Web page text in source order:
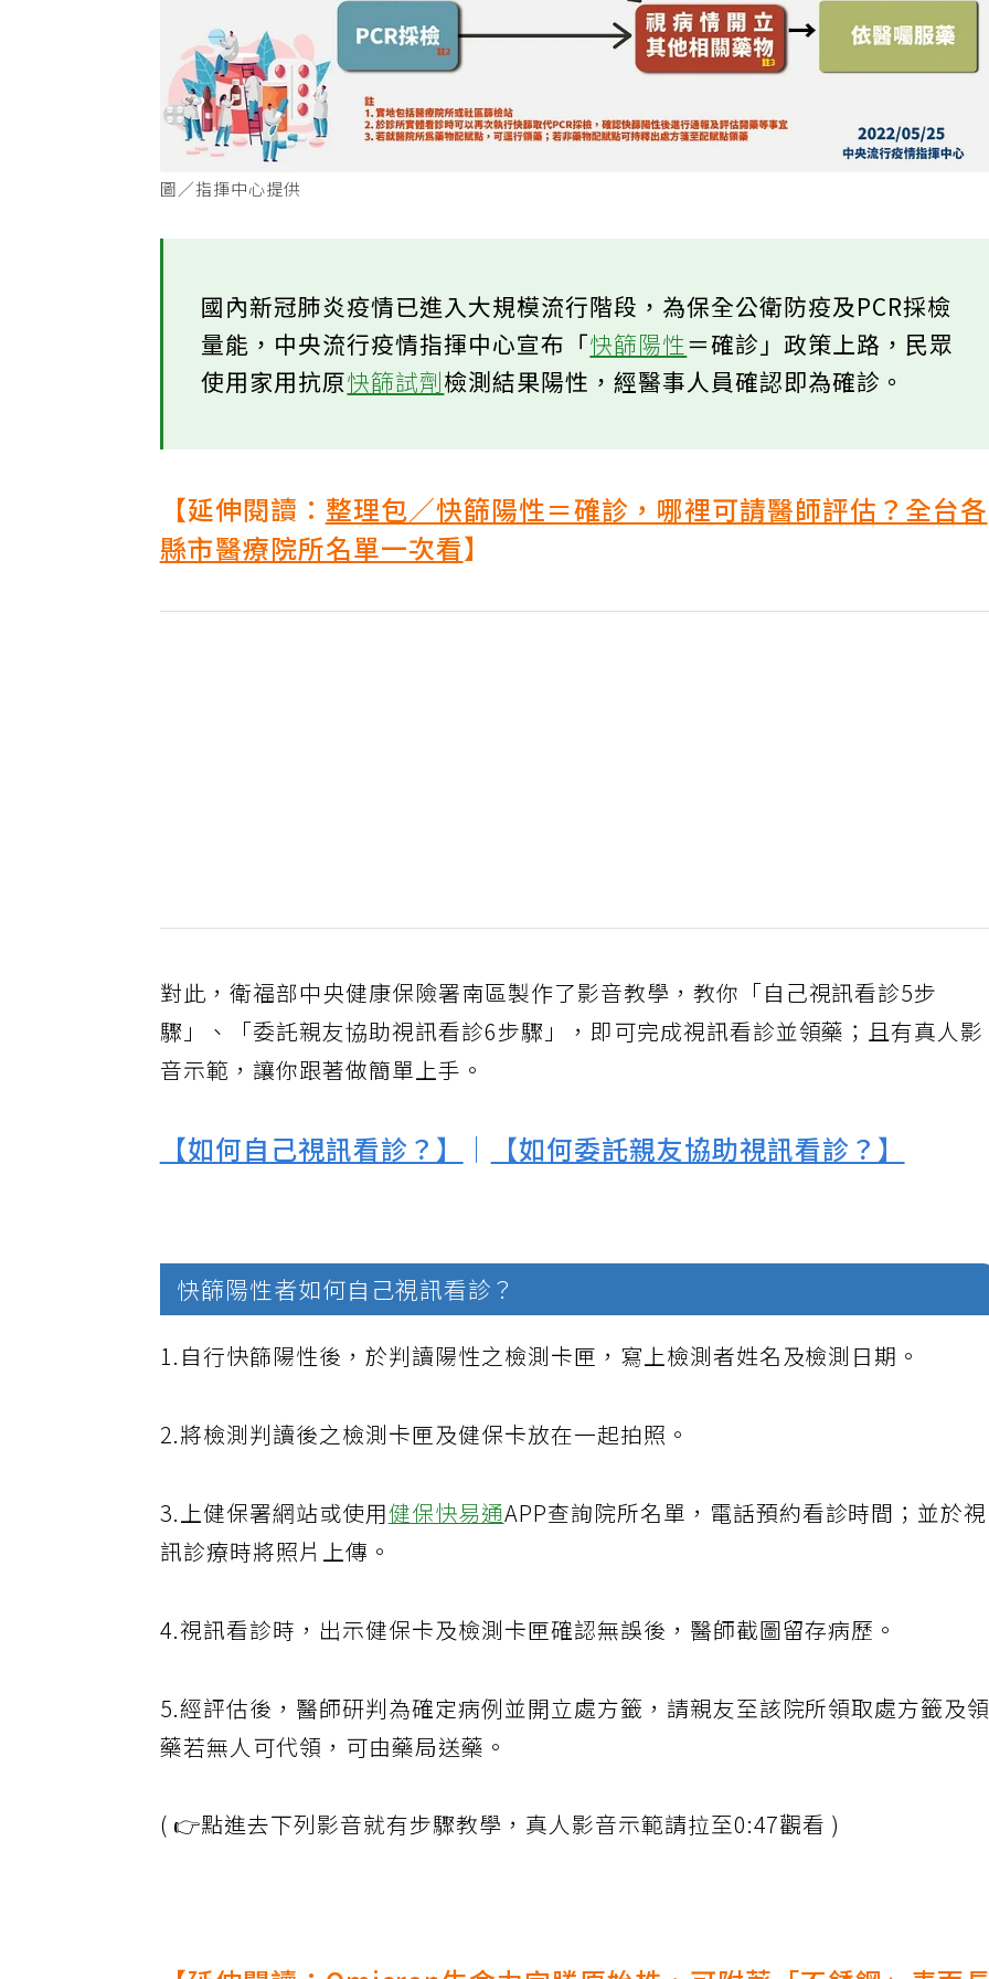
圖／指揮中心提供
國內新冠肺炎疫情已進入大規模流行階段，為保全公衛防疫及PCR採檢
量能，中央流行疫情指揮中心宣布「快篩陽性＝確診」政策上路，民眾
使用家用抗原快篩試劑檢測結果陽性，經醫事人員確認即為確診。
【延伸閱讀：整理包／快篩陽性＝確診，哪裡可請醫師評估？全台
縣市醫療院所名單一次看】
對此，衛福部中央健康保險署南區製作了影音教學，教你「自己視訊看診5步
驟」、「委託親友協助視訊看診6步驟」，即可完成視訊看診並領藥；且有真人影
音示範，讓你跟著做簡單上手。
【如何自己視訊看診？】 ｜【如何委託親友協助視訊看診？】
快篩陽性者如何自己視訊看診？
1.自行快篩陽性後，於判讀陽性之檢測卡匣，寫上檢測者姓名及檢測日期。
2.將檢測判讀後之檢測卡匣及健保卡放在一起拍照。
3.上健保署網站或使用健保快易通APP查詢院所名單，電話預約看診時間；並於
訊診療時將照片上傳。
4.視訊看診時，出示健保卡及檢測卡匣確認無誤後，醫師截圖留存病歷。
5.經評估後，醫師研判為確定病例並開立處方籤，請親友至該院所領取處方籤及
藥若無人可代領，可由藥局送藥。
( 👉點進去下列影音就有步驟教學，真人影音示範請拉至0:47觀看 )